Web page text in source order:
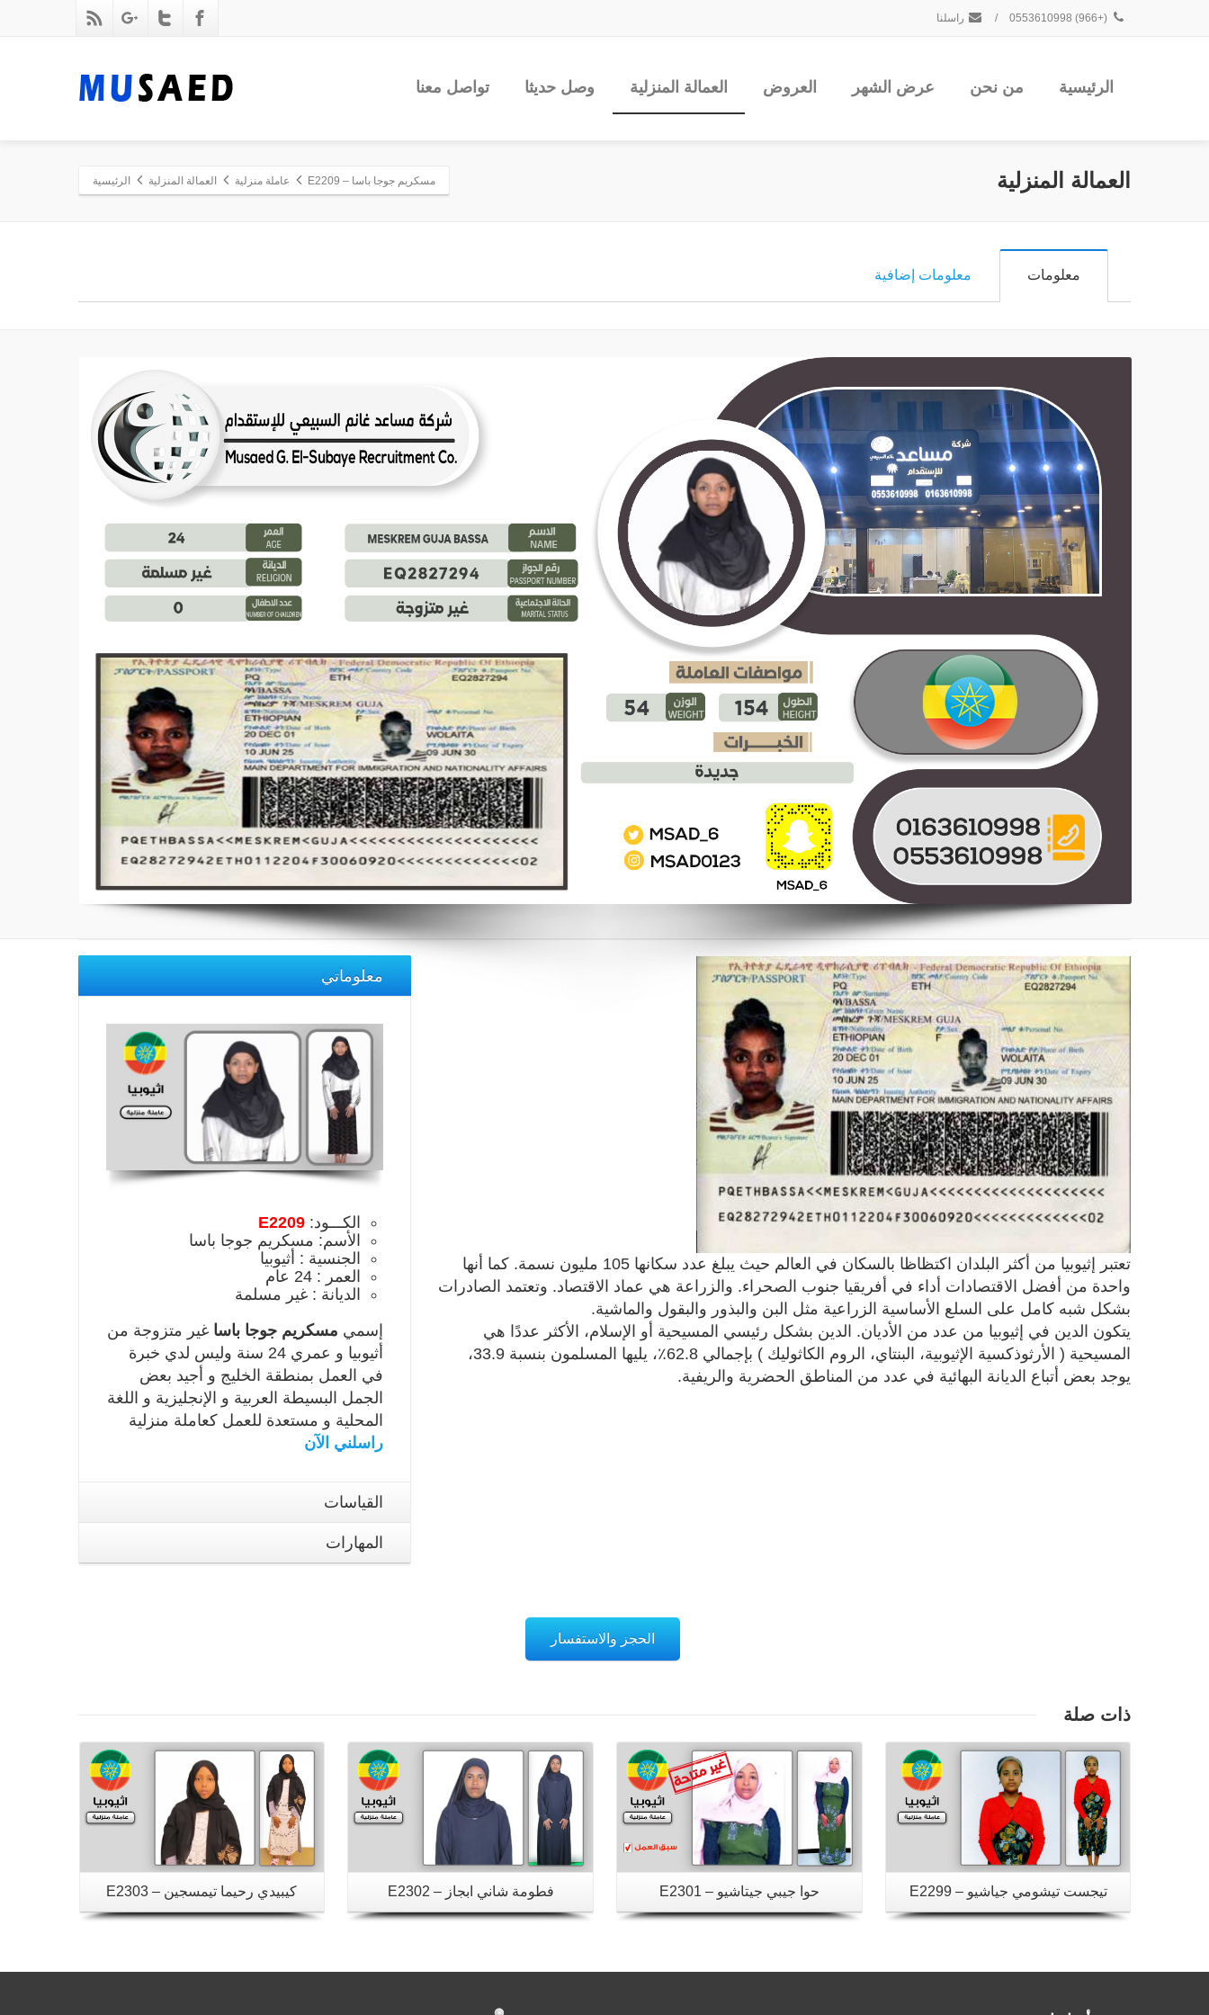
(+966) 0553610998
/ راسلنا
الرئيسية من نحن عرض الشهر العروض العمالة المنزلية وصل حديثا تواصل معنا
العمالة المنزلية مسكريم جوجا باسا – E2209 عاملة منزلية العمالة المنزلية الرئيسية
معلومات معلومات إضافية
معلوماتي
الكـــود: E2209
الأسم: مسكريم جوجا باسا
الجنسية : أثيوبيا
العمر : 24 عام
الديانة : غير مسلمة
إسمي مسكريم جوجا باسا غير متزوجة من
أثيوبيا و عمري 24 سنة وليس لدي خبرة
في العمل بمنطقة الخليج و أجيد بعض
الجمل البسيطة العربية و الإنجليزية و اللغة
المحلية و مستعدة للعمل كعاملة منزلية
راسلني الآن
القياسات
المهارات
تعتبر إثيوبيا من أكثر البلدان اكتظاظا بالسكان في العالم حيث يبلغ عدد سكانها 105 مليون نسمة. كما أنها
واحدة من أفضل الاقتصادات أداء في أفريقيا جنوب الصحراء. والزراعة هي عماد الاقتصاد. وتعتمد الصادرات
بشكل شبه كامل على السلع الأساسية الزراعية مثل البن والبذور والبقول والماشية.
يتكون الدين في إثيوبيا من عدد من الأديان. الدين بشكل رئيسي المسيحية أو الإسلام، الأكثر عددًا هي
المسيحية ( الأرثوذكسية الإثيوبية، البنتاي، الروم الكاثوليك ) بإجمالي 62.8٪، يليها المسلمون بنسبة 33.9،
يوجد بعض أتباع الديانة البهائية في عدد من المناطق الحضرية والريفية.
الحجز والاستفسار
ذات صلة
كيبيدي رحيما تيمسجين – E2303 فطومة شاني ابجاز – E2302 حوا جيبي جيتاشيو – E2301 تيجست تيشومي جياشيو – E2299